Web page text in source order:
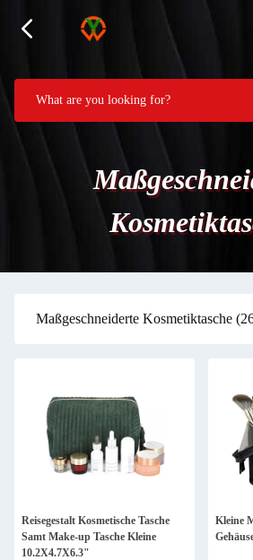
Maßgeschneiderte Kosmetiktasche
Reisegestalt Kosmetische Tasche
Samt Make-up Tasche Kleine
10.2X4.7X6.3"
Kleine